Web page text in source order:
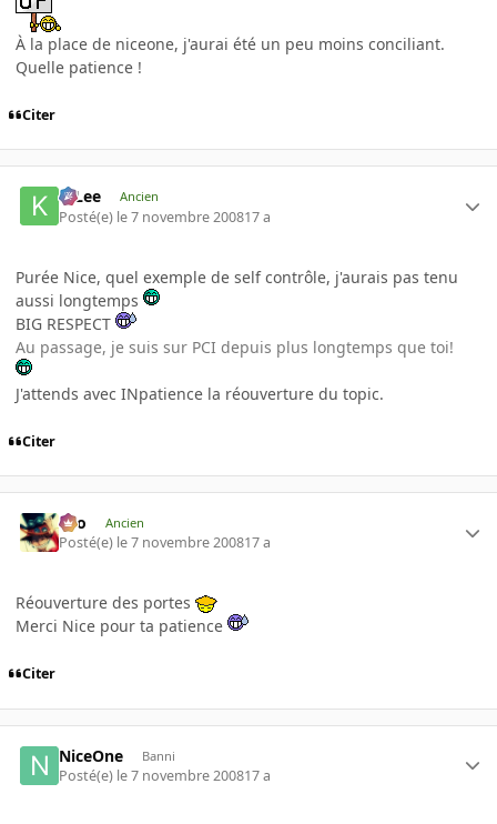
À la place de niceone, j'aurai été un peu moins conciliant.
Quelle patience !
Citer
K-Lee Ancien
Posté(e) le 7 novembre 200817 a
Purée Nice, quel exemple de self contrôle, j'aurais pas tenu
aussi longtemps
BIG RESPECT
Au passage, je suis sur PCI depuis plus longtemps que toi!
J'attends avec INpatience la réouverture du topic.
Citer
eYo Ancien
Posté(e) le 7 novembre 200817 a
Réouverture des portes
Merci Nice pour ta patience
Citer
NiceOne Banni
Posté(e) le 7 novembre 200817 a